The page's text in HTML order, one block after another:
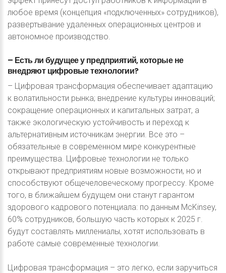
любое время (концепция «подключенных» сотрудников),
развертывание удаленных операционных центров и
автономное производство.
– Естьлибудущееупредприятий,которые не
внедряют цифровыетехнологии?
– Цифровая трансформация обеспечивает адаптацию
к волатильности рынка; внедрение культуры инноваций;
сокращение операционных и капитальных затрат, а
также экологическую устойчивость и переход к
альтернативным источникам энергии. Все это –
обязательные в современном мире конкурентные
преимущества. Цифровые технологии не только
открывают предприятиям новые возможности, но и
способствуют общечеловеческому прогрессу. Кроме
того, в ближайшем будущем они станут гарантом
здорового кадрового потенциала: по данным McKinsey,
60% сотрудников, большую часть которых к 2025 г.
будут составлять миллениалы, хотят использовать в
работе самые современные технологии.
Цифровая трансформация – это легко, если заручиться